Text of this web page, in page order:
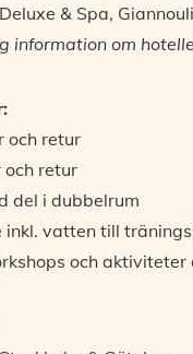
& Spa,
information om
och retur
och retur
del i dubbelrum
inkl. vatten till
och